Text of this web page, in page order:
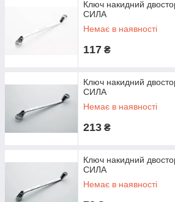
Ключ накидний
СИЛА
Немає в наявності
117 ₴
Ключ накидний
СИЛА
Немає в наявності
213 ₴
Ключ накидний
CИЛА
Немає в наявності